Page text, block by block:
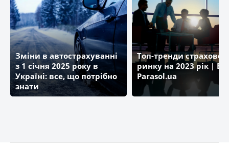
Зміни в автострахуванні
з 1 січня 2025 року в
Україні: все, що потрібно
знати
Топ-тренди
ринку на 2023 рік |
Parasol.ua